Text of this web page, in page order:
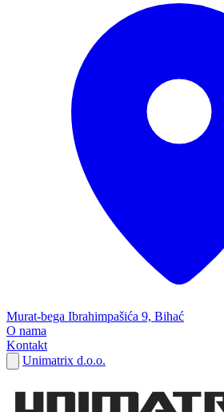
Murat-bega Ibrahimpašića 9, Bihać
O nama
Kontakt
Unimatrix d.o.o.